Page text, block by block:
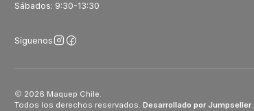
Sábados: 9:30-13:30
Síguenos
2026 Maquep Chile.
Todos los derechos reservados. Desarrollado por Jumpseller.